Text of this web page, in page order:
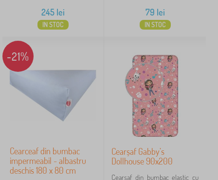
245 lei
IN STOC
79 lei
IN STOC
-21%
Cearceaf din bumbac
impermeabil - albastru
deschis 180 x 80 cm
Cearșaf Gabby’s
Dollhouse 90x200
Cearșaf din bumbac elastic cu